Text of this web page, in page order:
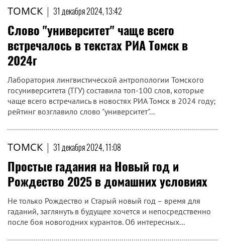
ТОМСК | 31 декабря 2024, 13:42
Слово "университет" чаще всего
встречалось в текстах РИА Томск в
2024г
Лаборатория лингвистической антропологии Томского
госуниверситета (ТГУ) составила топ-100 слов, которые
чаще всего встречались в новостях РИА Томск в 2024 году;
рейтинг возглавило слово "университет"...
ТОМСК | 31 декабря 2024, 11:08
Простые гадания на Новый год и
Рождество 2025 в домашних условиях
Не только Рождество и Старый новый год – время для
гаданий, заглянуть в будущее хочется и непосредственно
после боя новогодних курантов. Об интересных...